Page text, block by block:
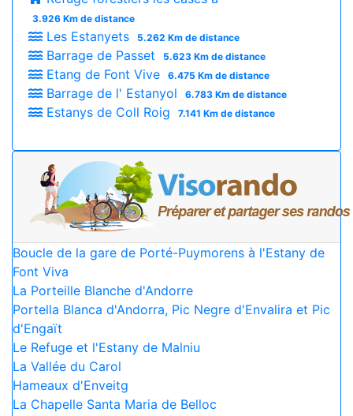
3.926 Km de distance
Les Estanyets 5.262 Km de distance
Barrage de Passet 5.623 Km de distance
Etang de Font Vive 6.475 Km de distance
Barrage de l' Estanyol 6.783 Km de distance
Estanys de Coll Roig 7.141 Km de distance
Boucle de la gare de Porté-Puymorens à l'Estany de
Font Viva
La Porteille Blanche d'Andorre
Portella Blanca d'Andorra, Pic Negre d'Envalira et Pic
d'Engaït
Le Refuge et l'Estany de Malniu
La Vallée du Carol
Hameaux d'Enveitg
La Chapelle Santa Maria de Belloc